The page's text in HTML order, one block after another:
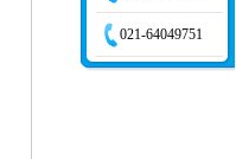
021-64049751